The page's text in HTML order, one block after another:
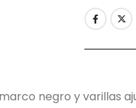
negro y varillas